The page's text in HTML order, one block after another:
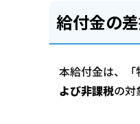
給付金の
本給付金は、「
よび非課税の対